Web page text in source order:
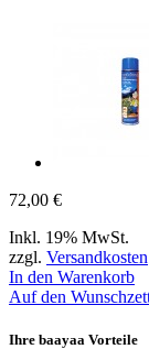
72,00 €
Inkl. 19% MwSt.
zzgl. Versandkosten
In den Warenkorb
Auf den
Ihre baayaa Vorteile